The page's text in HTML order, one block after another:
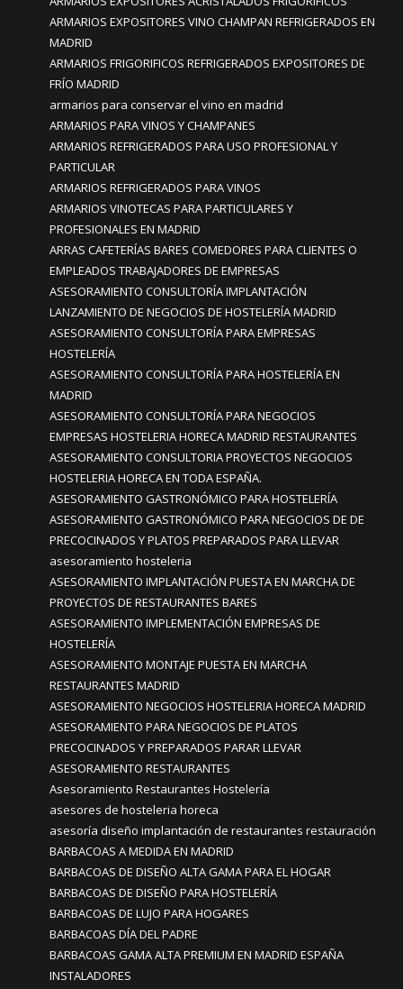
ARMARIOS EXPOSITORES VINO CHAMPAN REFRIGERADOS EN
MADRID
ARMARIOS FRIGORIFICOS REFRIGERADOS EXPOSITORES DE
FRÍO MADRID
armarios para conservar el vino en madrid
ARMARIOS PARA VINOS Y CHAMPANES
ARMARIOS REFRIGERADOS PARA USO PROFESIONAL Y
PARTICULAR
ARMARIOS REFRIGERADOS PARA VINOS
ARMARIOS VINOTECAS PARA PARTICULARES Y
PROFESIONALES EN MADRID
ARRAS CAFETERÍAS BARES COMEDORES PARA CLIENTES O
EMPLEADOS TRABAJADORES DE EMPRESAS
ASESORAMIENTO CONSULTORÍA IMPLANTACIÓN
LANZAMIENTO DE NEGOCIOS DE HOSTELERÍA MADRID
ASESORAMIENTO CONSULTORÍA PARA EMPRESAS
HOSTELERÍA
ASESORAMIENTO CONSULTORÍA PARA HOSTELERÍA EN
MADRID
ASESORAMIENTO CONSULTORÍA PARA NEGOCIOS
EMPRESAS HOSTELERIA HORECA MADRID RESTAURANTES
ASESORAMIENTO CONSULTORIA PROYECTOS NEGOCIOS
HOSTELERIA HORECA EN TODA ESPAÑA.
ASESORAMIENTO GASTRONÓMICO PARA HOSTELERÍA
ASESORAMIENTO GASTRONÓMICO PARA NEGOCIOS DE DE
PRECOCINADOS Y PLATOS PREPARADOS PARA LLEVAR
asesoramiento hosteleria
ASESORAMIENTO IMPLANTACIÓN PUESTA EN MARCHA DE
PROYECTOS DE RESTAURANTES BARES
ASESORAMIENTO IMPLEMENTACIÓN EMPRESAS DE
HOSTELERÍA
ASESORAMIENTO MONTAJE PUESTA EN MARCHA
RESTAURANTES MADRID
ASESORAMIENTO NEGOCIOS HOSTELERIA HORECA MADRID
ASESORAMIENTO PARA NEGOCIOS DE PLATOS
PRECOCINADOS Y PREPARADOS PARAR LLEVAR
ASESORAMIENTO RESTAURANTES
Asesoramiento Restaurantes Hostelería
asesores de hosteleria horeca
asesoría diseño implantación de restaurantes restauración
BARBACOAS A MEDIDA EN MADRID
BARBACOAS DE DISEÑO ALTA GAMA PARA EL HOGAR
BARBACOAS DE DISEÑO PARA HOSTELERÍA
BARBACOAS DE LUJO PARA HOGARES
BARBACOAS DÍA DEL PADRE
BARBACOAS GAMA ALTA PREMIUM EN MADRID ESPAÑA
INSTALADORES